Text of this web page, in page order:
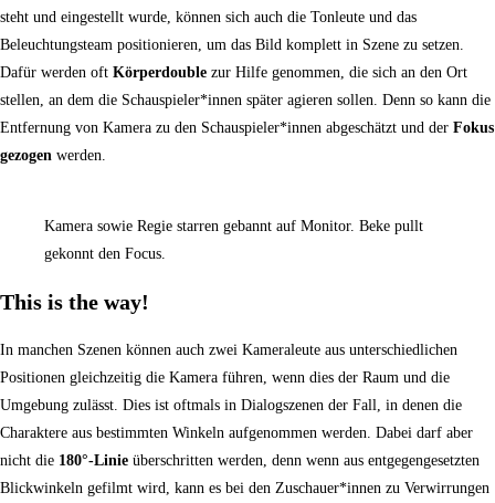
steht und eingestellt wurde, können sich auch die Tonleute und das
Beleuchtungsteam positionieren, um das Bild komplett in Szene zu setzen.
Dafür werden oft Körperdouble zur Hilfe genommen, die sich an den Ort
stellen, an dem die Schauspieler*innen später agieren sollen. Denn so kann die
Entfernung von Kamera zu den Schauspieler*innen abgeschätzt und der Fokus
gezogen werden.
Kamera sowie Regie starren gebannt auf Monitor. Beke pullt
gekonnt den Focus.
This is the way!
In manchen Szenen können auch zwei Kameraleute aus unterschiedlichen
Positionen gleichzeitig die Kamera führen, wenn dies der Raum und die
Umgebung zulässt. Dies ist oftmals in Dialogszenen der Fall, in denen die
Charaktere aus bestimmten Winkeln aufgenommen werden. Dabei darf aber
nicht die 180°-Linie überschritten werden, denn wenn aus entgegengesetzten
Blickwinkeln gefilmt wird, kann es bei den Zuschauer*innen zu Verwirrungen